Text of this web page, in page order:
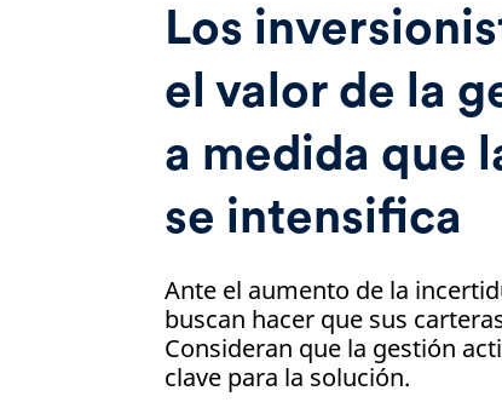
Los
el valor de la
a medida que
se intensifica
Ante el aumento de la
buscan hacer que sus
Consideran que la gestión
clave para la solución.